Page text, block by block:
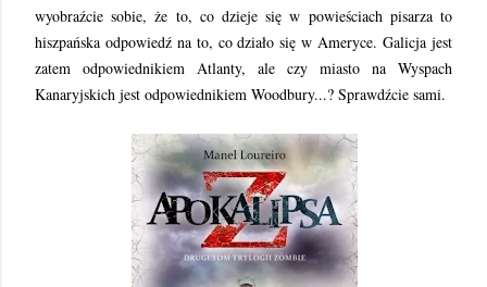
wyobraźcie sobie, że to, co dzieje się w powieściach pisarza to
hiszpańska odpowiedź na to, co działo się w Ameryce. Galicja jest
zatem odpowiednikiem Atlanty, ale czy miasto na Wyspach
Kanaryjskich jest odpowiednikiem Woodbury...? Sprawdźcie sami.